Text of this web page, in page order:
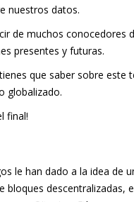
nuestros datos.
de muchos conocedores
presentes y futuras.
que saber sobre este
globalizado.
final!
le han dado a la idea de
bloques descentralizadas,